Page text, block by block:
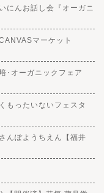
にんお話し会『オーガニ
マーケット
･オーガニックフェア
もったいないフェスタ
んぽようちえん【福井